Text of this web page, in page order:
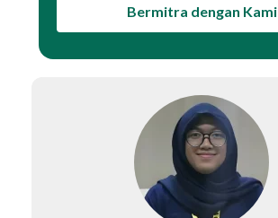
Bermitra dengan Kami